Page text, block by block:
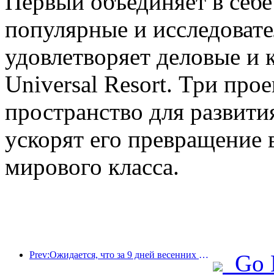
популярные и
удовлетворяет деловые и
Universal Resort. Три
пространство для
ускорят его превращение
мирового класса.
Prev:Ожидается, что за 9 дней весенних праздников более 18 миллионов человек совершат поездки в страну и из страны.
Go